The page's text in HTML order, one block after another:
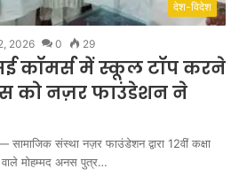
देश-विदेश
2026 0 29
कॉमर्स में स्कूल टॉप करने
को नज़र फाउंडेशन ने
संस्था नज़र फाउंडेशन द्वारा 12वीं कक्षा
मोहम्मद अनस पुत्र…